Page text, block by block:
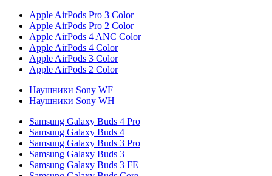
Apple AirPods Pro 3 Color
Apple AirPods Pro 2 Color
Apple AirPods 4 ANC Color
Apple AirPods 4 Color
Apple AirPods 3 Color
Apple AirPods 2 Color
Наушники Sony WF
Наушники Sony WH
Samsung Galaxy Buds 4 Pro
Samsung Galaxy Buds 4
Samsung Galaxy Buds 3 Pro
Samsung Galaxy Buds 3
Samsung Galaxy Buds 3 FE